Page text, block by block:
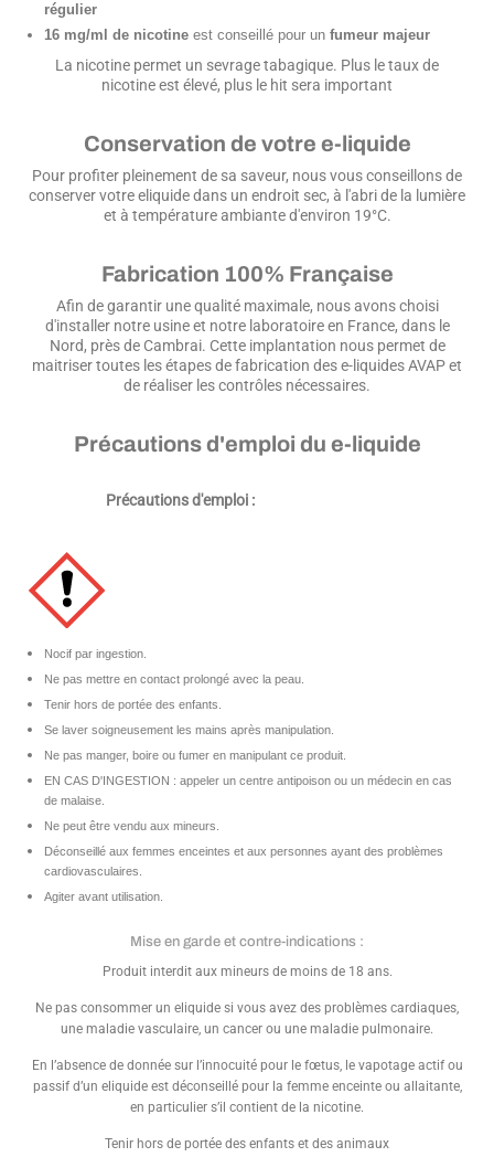
régulier
16 mg/ml de nicotine est conseillé pour un fumeur majeur
La nicotine permet un sevrage tabagique. Plus le taux de
nicotine est élevé, plus le hit sera important
Conservation de votre e-liquide
Pour profiter pleinement de sa saveur, nous vous conseillons de
conserver votre eliquide dans un endroit sec, à l'abri de la lumière
et à température ambiante d'environ 19°C.
Fabrication 100% Française
Afin de garantir une qualité maximale, nous avons choisi
d'installer notre usine et notre laboratoire en France, dans le
Nord, près de Cambrai. Cette implantation nous permet de
maitriser toutes les étapes de fabrication des e-liquides AVAP et
de réaliser les contrôles nécessaires.
Précautions d'emploi du e-liquide
Précautions d'emploi :
Nocif par ingestion.
Ne pas mettre en contact prolongé avec la peau.
Tenir hors de portée des enfants.
Se laver soigneusement les mains après manipulation.
Ne pas manger, boire ou fumer en manipulant ce produit.
EN CAS D'INGESTION : appeler un centre antipoison ou un médecin en cas
de malaise.
Ne peut être vendu aux mineurs.
Déconseillé aux femmes enceintes et aux personnes ayant des problèmes
cardiovasculaires.
Agiter avant utilisation.
Mise en garde et contre-indications :
Produit interdit aux mineurs de moins de 18 ans.
Ne pas consommer un eliquide si vous avez des problèmes cardiaques,
une maladie vasculaire, un cancer ou une maladie pulmonaire.
En l’absence de donnée sur l’innocuité pour le fœtus, le vapotage actif ou
passif d’un eliquide est déconseillé pour la femme enceinte ou allaitante,
en particulier s’il contient de la nicotine.
Tenir hors de portée des enfants et des animaux